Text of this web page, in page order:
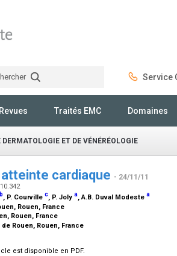
Service
Revues Traités EMC Domaines
ET DE VÉNÉRÉOLOGIE
cardiaque - 24/11/11
b, P. Courville c, P. Joly a, A.B. Duval Modeste a
Rouen, France
Rouen, France
Rouen, Rouen, France
est disponible en PDF.